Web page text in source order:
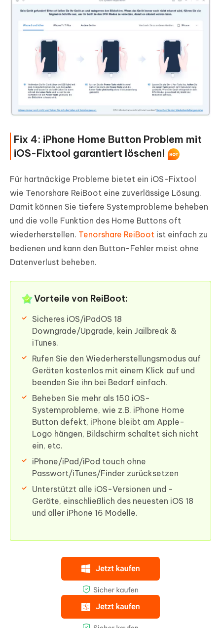
Fix 4: iPhone Home Button Problem mit
iOS-Fixtool garantiert löschen!
Für hartnäckige Probleme bietet ein iOS-Fixtool
wie Tenorshare ReiBoot eine zuverlässige Lösung.
Damit können Sie tiefere Systemprobleme beheben
und die volle Funktion des Home Buttons oft
wiederherstellen. Tenorshare ReiBoot ist einfach zu
bedienen und kann den Button-Fehler meist ohne
Datenverlust beheben.
Vorteile von ReiBoot:
Sicheres iOS/iPadOS 18
Downgrade/Upgrade, kein Jailbreak &
iTunes.
Rufen Sie den Wiederherstellungsmodus auf
Geräten kostenlos mit einem Klick auf und
beenden Sie ihn bei Bedarf einfach.
Beheben Sie mehr als 150 iOS-
Systemprobleme, wie z.B. iPhone Home
Button defekt, iPhone bleibt am Apple-
Logo hängen, Bildschirm schaltet sich nicht
ein, etc.
iPhone/iPad/iPod touch ohne
Passwort/iTunes/Finder zurücksetzen
Unterstützt alle iOS-Versionen und -
Geräte, einschließlich des neuesten iOS 18
und aller iPhone 16 Modelle.